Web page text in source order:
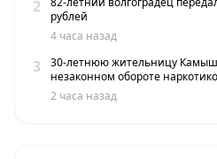
2
рублей
4 часа назад
3
30-летнюю жительницу
незаконном обороте
2 часа назад